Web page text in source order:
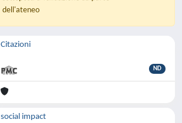
dell'ateneo
Citazioni
ND
social impact